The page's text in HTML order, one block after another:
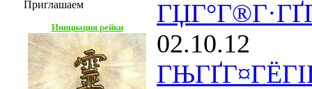
Приглашаем
Инициация рейки
02.10.12